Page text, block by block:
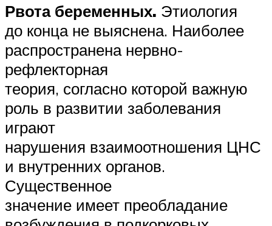
Рвота беременных. Этиология
до конца не выяснена. Наиболее
распространена нервно-
рефлекторная
теория, согласно которой важную
роль в развитии заболевания
играют
нарушения взаимоотношения ЦНС
и внутренних органов.
Существенное
значение имеет преобладание